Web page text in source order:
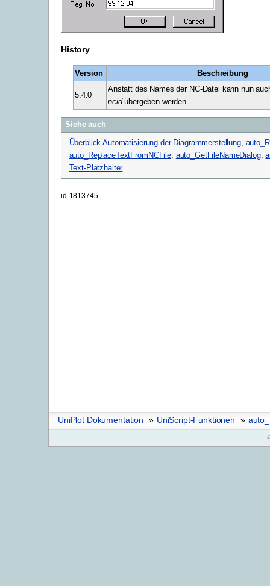
History
Version Beschreibung
5.4.0
Anstatt des Names der NC-Datei kann nun
ncidübergeben werden.
Siehe auch
Überblick Automatisierung der Diagrammerstellung,
auto_ReplaceTextFromNCFile, auto_GetFileNameDialog,
Text-Platzhalter
id-1813745
UniPlot Dokumentation » UniScript-Funktionen »